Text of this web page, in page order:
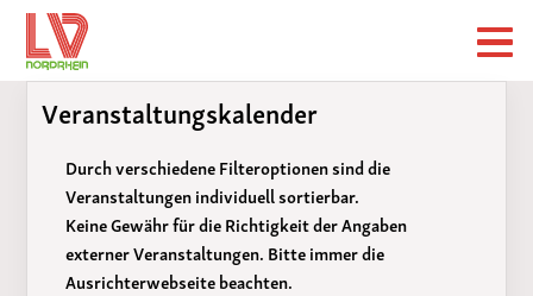
Veranstaltungskalender
Durch verschiedene Filteroptionen sind die
Veranstaltungen individuell sortierbar.
Keine Gewähr für die Richtigkeit der Angaben
externer Veranstaltungen. Bitte immer die
Ausrichterwebseite beachten.